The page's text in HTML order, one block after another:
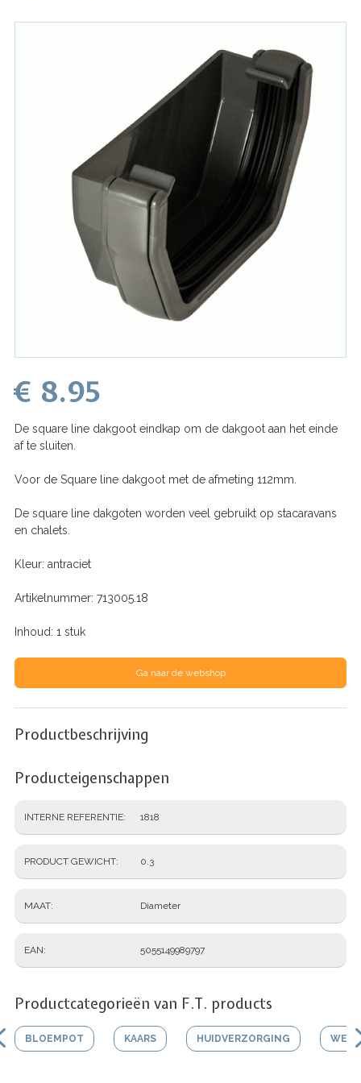
€ 8.95
De square line dakgoot eindkap om de dakgoot aan het einde
af te sluiten.
Voor de Square line dakgoot met de afmeting 112mm.
De square line dakgoten worden veel gebruikt op stacaravans
en chalets.
Kleur: antraciet
Artikelnummer: 713005.18
Inhoud: 1 stuk
Ga naar de webshop
Productbeschrijving
Producteigenschappen
INTERNE REFERENTIE 1818
PRODUCT GEWICHT 0.3
MAAT Diameter
EAN 5055149989797
Productcategorieën van F.T. products
BLOEMPOT KAARS HUIDVERZORGING